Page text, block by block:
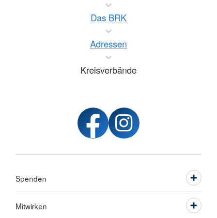
Das BRK
Adressen
Kreisverbände
Spenden
Mitwirken